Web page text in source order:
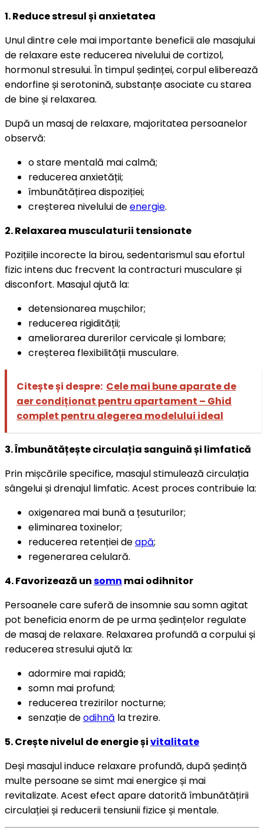
1. Reduce stresul și anxietatea
Unul dintre cele mai importante beneficii ale masajului
de relaxare este reducerea nivelului de cortizol,
hormonul stresului. În timpul ședinței, corpul eliberează
endorfine și serotonină, substanțe asociate cu starea
de bine și relaxarea.
După un masaj de relaxare, majoritatea persoanelor
observă:
o stare mentală mai calmă;
reducerea anxietății;
îmbunătățirea dispoziției;
creșterea nivelului deenergie.
2. Relaxarea musculaturii tensionate
Pozițiile incorecte la birou, sedentarismul sau efortul
fizic intens duc frecvent la contracturi musculare și
disconfort. Masajul ajută la:
detensionarea mușchilor;
reducerea rigidității;
ameliorarea durerilor cervicale și lombare;
creșterea flexibilității musculare.
Citește și despre: Cele mai bune aparate de
aer condiționat pentru apartament – Ghid
complet pentru alegerea modelului ideal
3. Îmbunătățește circulația sanguină și limfatică
Prin mișcările specifice, masajul stimulează circulația
sângelui și drenajul limfatic. Acest proces contribuie la:
oxigenarea mai bună a țesuturilor;
eliminarea toxinelor;
reducerea retenției deapă;
regenerarea celulară.
4. Favorizează unsomn mai odihnitor
Persoanele care suferă de insomnie sau somn agitat
pot beneficia enorm de pe urma ședințelor regulate
de masaj de relaxare. Relaxarea profundă a corpului și
reducerea stresului ajută la:
adormire mai rapidă;
somn mai profund;
reducerea trezirilor nocturne;
senzație deodihnă la trezire.
5. Crește nivelul de energie șivitalitate
Deși masajul induce relaxare profundă, după ședință
multe persoane se simt mai energice și mai
revitalizate. Acest efect apare datorită îmbunătățirii
circulației și reducerii tensiunii fizice și mentale.